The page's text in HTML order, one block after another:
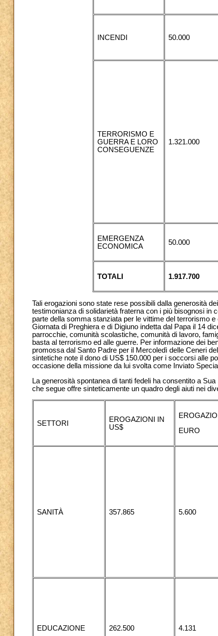
INCENDI 50.000
TERRORISMO E
GUERRA E LORO
CONSEGUENZE
1.321.000
EMERGENZA
ECONOMICA
50.000
TOTALI 1.917.700
Tali erogazioni sono state rese possibili dalla generosità
testimonianza di solidarietà fraterna con i più bisognosi in
parte della somma stanziata per le vittime del terrorismo
Giornata di Preghiera e di Digiuno indetta dal Papa il 14
parrocchie, comunità scolastiche, comunità di lavoro,
basta al terrorismo ed alle guerre. Per informazione dei
promossa dal Santo Padre per il Mercoledì delle Ceneri
sintetiche note il dono di US$ 150.000 per i soccorsi alle
occasione della missione da lui svolta come Inviato
La generosità spontanea di tanti fedeli ha consentito a
che segue offre sinteticamente un quadro degli aiuti nei
SETTORI
EROGAZIONI IN
US$
EURO
SANITÀ 357.865 5.600
EDUCAZIONE 262.500 4.131